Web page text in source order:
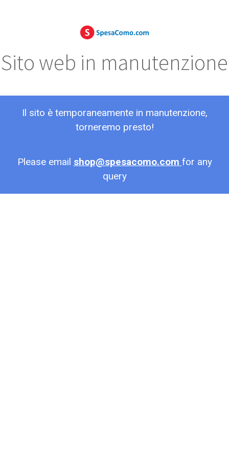
Sito web in manutenzione
Il sito è temporaneamente in manutenzione,
torneremo presto!
Please email shop@spesacomo.com for any
query